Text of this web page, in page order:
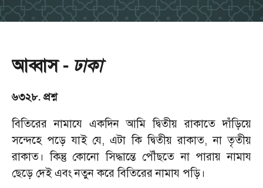
আব্বাস - ঢাকা
৬৩২৮. প্রশ্ন
বিতিরের নামাযে একদিন আমি দ্বিতীয় রাকাতে দাঁড়িয়ে
সন্দেহে পড়ে যাই যে,এটা কি দ্বিতীয় রাকাত,না তৃতীয়
রাকাত। কিন্তু কোনো সিদ্ধান্তে পৌঁছতে না পারায় নামায
ছেড়ে দেই এবং নতুন করে বিতিরের নামায পড়ি।